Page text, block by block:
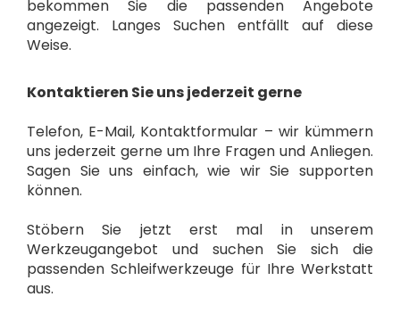
bekommen Sie die passenden Angebote
angezeigt. Langes Suchen entfällt auf diese
Weise.
Kontaktieren Sie uns jederzeit gerne
Telefon, E-Mail, Kontaktformular – wir kümmern
uns jederzeit gerne um Ihre Fragen und Anliegen.
Sagen Sie uns einfach, wie wir Sie supporten
können.
Stöbern Sie jetzt erst mal in unserem
Werkzeugangebot und suchen Sie sich die
passenden Schleifwerkzeuge für Ihre Werkstatt
aus.